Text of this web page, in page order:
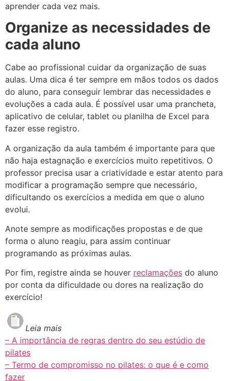
aprender cada vez mais.
Organize as necessidades de
cada aluno
Cabe ao profissional cuidar da organização de suas
aulas. Uma dica é ter sempre em mãos todos os dados
do aluno, para conseguir lembrar das necessidades e
evoluções a cada aula. É possível usar uma prancheta,
aplicativo de celular, tablet ou planilha de Excel para
fazer esse registro.
A organização da aula também é importante para que
não haja estagnação e exercícios muito repetitivos. O
professor precisa usar a criatividade e estar atento para
modificar a programação sempre que necessário,
dificultando os exercícios a medida em que o aluno
evolui.
Anote sempre as modificações propostas e de que
forma o aluno reagiu, para assim continuar
programando as próximas aulas.
Por fim, registre ainda se houver reclamações do aluno
por conta da dificuldade ou dores na realização do
exercício!
Leia mais
– A importância de regras dentro do seu estúdio de
pilates
– Termo de compromisso no pilates: o que é e como
fazer